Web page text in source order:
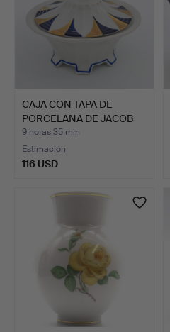
CAJA CON TAPA DE
PORCELANA DE JACOB
HERTEL…
9 horas 35 min
Estimación
116 USD